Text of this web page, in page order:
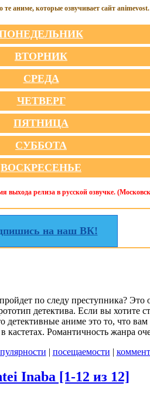
те аниме, которые озвучивает сайт animevost.
ВТОРНИК
СРЕДА
ЧЕТВЕРГ
ПЯТНИЦА
СУББОТА
ВОСКРЕСЕНЬЕ
выхода релиза в русской озвучке.
на наш ВК!
по следу преступника?
детектива. Если вы хотите
аниме это то, что
кастетах. Романтичность жанра
| посещаемости |
Inaba [1-12 из 12]